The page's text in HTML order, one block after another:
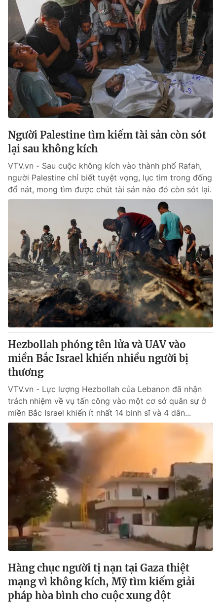
Người Palestine tìm kiếm tài sản còn sót
lại sau không kích
VTV.vn - Sau cuộc không kích vào thành phố Rafah,
người Palestine chỉ biết tuyệt vọng, lục tìm trong đống
đổ nát, mong tìm được chút tài sản nào đó còn sót lại.
Hezbollah phóng tên lửa và UAV vào
miền Bắc Israel khiến nhiều người bị
thương
VTV.vn - Lực lượng Hezbollah của Lebanon đã nhận
trách nhiệm về vụ tấn công vào một cơ sở quân sự ở
miền Bắc Israel khiến ít nhất 14 binh sĩ và 4 dân...
Hàng chục người tị nạn tại Gaza thiệt
mạng vì không kích, Mỹ tìm kiếm giải
pháp hòa bình cho cuộc xung đột